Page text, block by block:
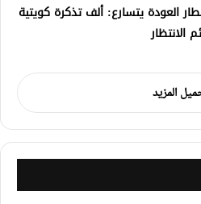
العودة يتسارع: ألف تذكرة كويتية
المزيد